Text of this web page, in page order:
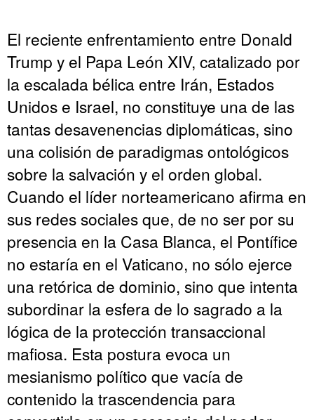
El reciente enfrentamiento entre Donald
Trump y el Papa León XIV, catalizado por
la escalada bélica entre Irán, Estados
Unidos e Israel, no constituye una de las
tantas desavenencias diplomáticas, sino
una colisión de paradigmas ontológicos
sobre la salvación y el orden global.
Cuando el líder norteamericano afirma en
sus redes sociales que, de no ser por su
presencia en la Casa Blanca, el Pontífice
no estaría en el Vaticano, no sólo ejerce
una retórica de dominio, sino que intenta
subordinar la esfera de lo sagrado a la
lógica de la protección transaccional
mafiosa. Esta postura evoca un
mesianismo político que vacía de
contenido la trascendencia para